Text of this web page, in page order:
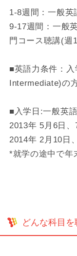
1-8週間：一般
9-17週間：一般
門コース聴講(
■英語力条件：
Intermediate)の
■入学日:一般英
2013年 5月6日
2014年 2月10日
*就学の途中で年
どんな科目を